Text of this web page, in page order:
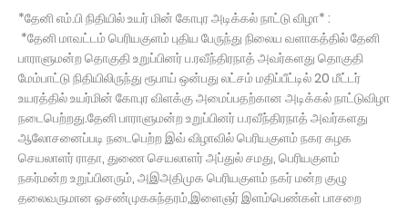
*தேனி எம்.பி நிதியில் உயர் மின் கோபுர அடிக்கல் நாட்டு விழா* :
*தேனி மாவட்டம் பெரியகுளம் புதிய பேருந்து நிலைய வளாகத்தில் தேனி
பாராளுமன்ற தொகுதி உறுப்பினர் ப.ரவீந்திரநாத் அவர்களது தொகுதி
மேம்பாட்டு நிதியிலிருந்து ரூபாய் ஒன்பது லட்சம் மதிப்பீட்டில் 20 மீட்டர்
உயரத்தில் உயர்மின் கோபுர விளக்கு அமைப்பதற்கான அடிக்கல் நாட்டுவிழா
நடைபெற்றது.தேனி பாராளுமன்ற உறுப்பினர் ப.ரவீந்திரநாத் அவர்களது
ஆலோசனைப்படி நடைபெற்ற இவ் விழாவில் பெரியகுளம் நகர கழக
செயலாளர் ராதா, துணை செயலாளர் அப்துல் சமது, பெரியகுளம்
நகர்மன்ற உறுப்பினரும், அஇஅதிமுக பெரியகுளம் நகர் மன்ற குழு
தலைவருமான ஓசண்முகசுந்தரம்,இளைஞர் இளம்பெண்கள் பாசறை